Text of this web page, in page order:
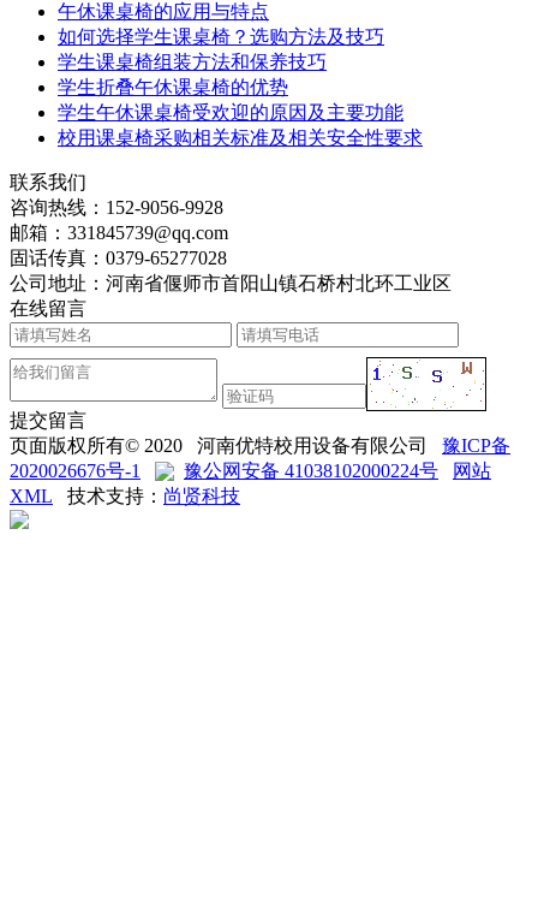
午休课桌椅的应用与特点
如何选择学生课桌椅？选购方法及技巧
学生课桌椅组装方法和保养技巧
学生折叠午休课桌椅的优势
学生午休课桌椅受欢迎的原因及主要功能
校用课桌椅采购相关标准及相关安全性要求
联系我们
咨询热线： 152-9056-9928
邮箱： 331845739@qq.com
固话传真： 0379-65277028
公司地址：河南省偃师市首阳山镇石桥村北环工业区
在线留言
提交留言
页面版权所有© 2020 河南优特校用设备有限公司 豫ICP备
2020026676号-1
豫公网安备 41038102000224号
网站
XML 技术支持： 尚贤科技